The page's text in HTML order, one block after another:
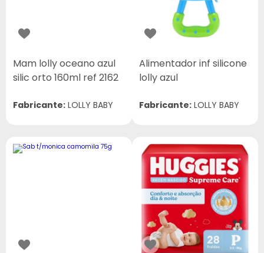
Mam lolly oceano azul
silic orto 160ml ref 2162
Fabricante: LOLLY BABY
Alimentador inf silicone
lolly azul
Fabricante: LOLLY BABY